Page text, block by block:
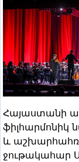
Մեղրի,
կոմբինատի
Հայաստանի
ֆիլհարմոնիկ
և
ջութակահար